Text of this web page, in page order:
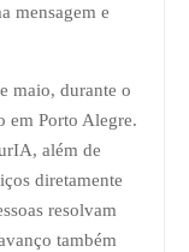
mensagem e
maio, durante o
em Porto Alegre.
além de
diretamente
resolvam
também